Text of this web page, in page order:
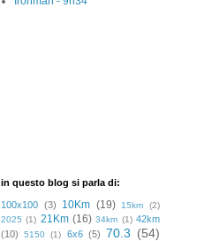
in questo blog si parla di:
100x100 (3) 10Km (19) 15km
(2)
2025 (1) 21Km (16) 34km (1) 42km
(10)
5150 (1) 6x6 (5) 70.3 (54)